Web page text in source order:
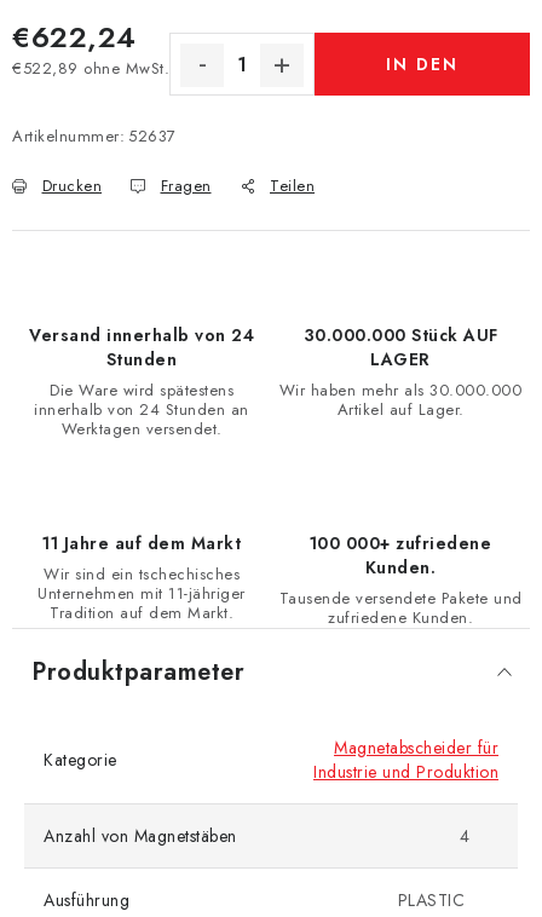
€622,24
€522,89 ohne MwSt. IN DEN
Artikelnummer: 52637
Drucken Fragen Teilen
Versand innerhalb von 24
Stunden
Die Ware wird spätestens
innerhalb von 24 Stunden an
Werktagen versendet.
30.000.000 Stück AUF
LAGER
Wir haben mehr als 30.000.000
Artikel auf Lager.
11 Jahre auf dem Markt
Wir sind ein tschechisches
Unternehmen mit 11-jähriger
Tradition auf dem Markt.
100 000+ zufriedene
Kunden.
Tausende versendete Pakete und
zufriedene Kunden.
Produktparameter
Kategorie
Magnetabscheider für
Industrie und Produktion
Anzahl von Magnetstäben 4
Ausführung PLASTIC